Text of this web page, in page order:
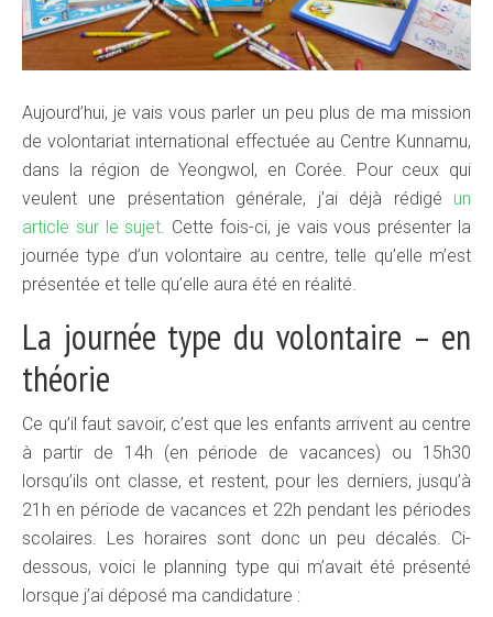
Aujourd’hui, je vais vous parler un peu plus de ma mission
de volontariat international effectuée au Centre Kunnamu,
dans la région de Yeongwol, en Corée. Pour ceux qui
veulent une présentation générale, j’ai déjà rédigé un
article sur le sujet. Cette fois-ci, je vais vous présenter la
journée type d’un volontaire au centre, telle qu’elle m’est
présentée et telle qu’elle aura été en réalité.
La journée type du volontaire – en
théorie
Ce qu’il faut savoir, c’est que les enfants arrivent au centre
à partir de 14h (en période de vacances) ou 15h30
lorsqu’ils ont classe, et restent, pour les derniers, jusqu’à
21h en période de vacances et 22h pendant les périodes
scolaires. Les horaires sont donc un peu décalés. Ci-
dessous, voici le planning type qui m’avait été présenté
lorsque j’ai déposé ma candidature :